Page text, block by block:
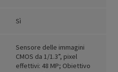
Sì
Sensore delle immagini
CMOS da 1/1.3”, pixel
effettivi: 48 MP; Obiettivo